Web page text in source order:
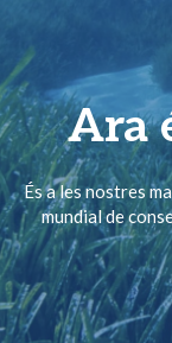
Ara
És a les nostres
mundial de